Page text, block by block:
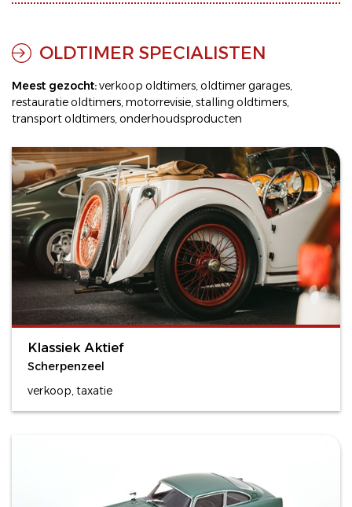
OLDTIMER SPECIALISTEN
Meest gezocht:verkoop oldtimers,oldtimer garages,
restauratie oldtimers,motorrevisie,stalling oldtimers,
transport oldtimers,onderhoudsproducten
Klassiek Aktief
Scherpenzeel
verkoop, taxatie